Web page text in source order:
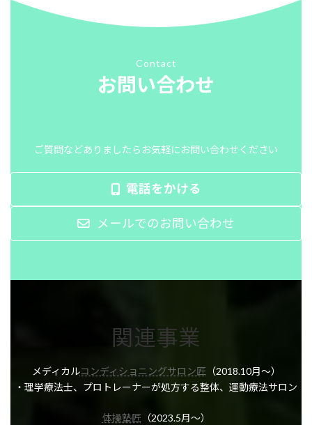
Contact
お問い合わせ
ご質問などありましたらお気軽にお問い合わせください
電話をかける
メールでのお問い合わせ
関連事業
メディカルコンディショニングサロン匠（2018.10月～）
・理学療法士、プロトレーナーが処方する整体、運動療法サロン
体操塾匠（2023.5月～）